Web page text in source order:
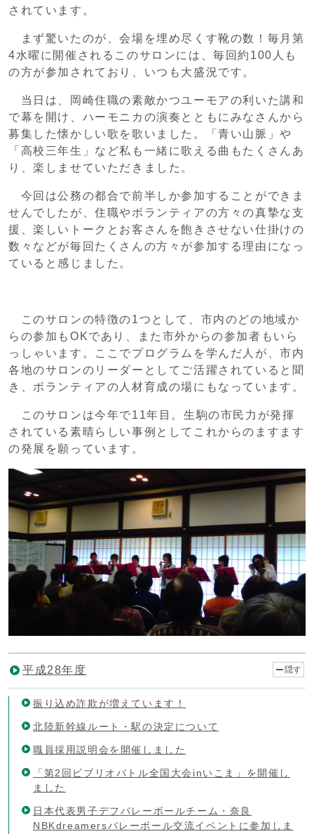
されています。
まず驚いたのが、会場を埋め尽くす靴の数！毎月第
4水曜に開催されるこのサロンには、毎回約100人も
の方が参加されており、いつも大盛況です。
当日は、岡崎住職の素敵かつユーモアの利いた講和
で幕を開け、ハーモニカの演奏とともにみなさんから
募集した懐かしい歌を歌いました。「青い山脈」や
「高校三年生」など私も一緒に歌える曲もたくさんあ
り、楽しませていただきました。
今回は公務の都合で前半しか参加することができま
せんでしたが、住職やボランティアの方々の真摯な支
援、楽しいトークとお客さんを飽きさせない仕掛けの
数々などが毎回たくさんの方々が参加する理由になっ
ていると感じました。
このサロンの特徴の1つとして、市内のどの地域か
らの参加もOKであり、また市外からの参加者もいら
っしゃいます。ここでプログラムを学んだ人が、市内
各地のサロンのリーダーとしてご活躍されていると聞
き、ボランティアの人材育成の場にもなっています。
このサロンは今年で11年目。生駒の市民力が発揮
されている素晴らしい事例としてこれからのますます
の発展を願っています。
平成28年度 隠す
振り込め詐欺が増えています！
北陸新幹線ルート・駅の決定について
職員採用説明会を開催しました
「第2回ビブリオバトル全国大会inいこま」を開催し
ました
日本代表男子デフバレーボールチーム・奈良
NBKdreamersバレーボール交流イベントに参加しま